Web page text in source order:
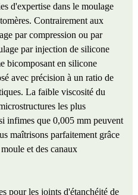
d'expertise dans le moulage
Contrairement aux
par compression ou par
par injection de silicone
bicomposant en silicone
avec précision à un ratio de
La faible viscosité du
les plus
infimes que 0,005 mm peuvent
maîtrisons parfaitement grâce
et des canaux
pour les joints d'étanchéité de